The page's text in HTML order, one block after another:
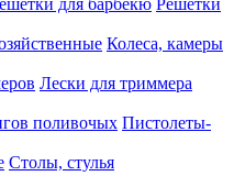
Колеса, камеры
Лески для триммера
поливочых Пистолеты-
Столы, стулья